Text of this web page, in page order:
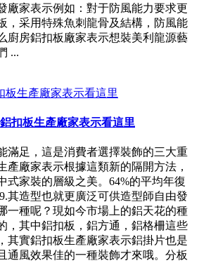
廠家表示例如：對于防風能力要求更
，采用特殊魚刺龍骨及結構，防風能
廚房鋁扣板廠家表示想裝美利龍源藝
...
扣板生產廠家表示看這里
滿足，這是消費者選擇裝飾的三大重
產廠家表示根據這類新的隔開方法，
式家裝的層級之美。64%的平均年復
其造型也就更廣泛可供造型師自由發
一種呢？現如今市場上的鋁天花的種
，其中鋁扣板，鋁方通，鋁格柵這些
其實鋁扣板生產廠家表示鋁掛片也是
通風效果佳的一種裝飾才來哦。分板